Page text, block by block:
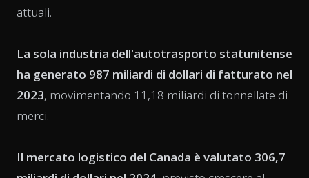
attuali.
La sola industria dell'autotrasporto statunitense
ha generato 987 miliardi di dollari di fatturato nel
2023, movimentando 11,18 miliardi di tonnellate di
merci.
Il mercato logistico del Canada è valutato 306,7